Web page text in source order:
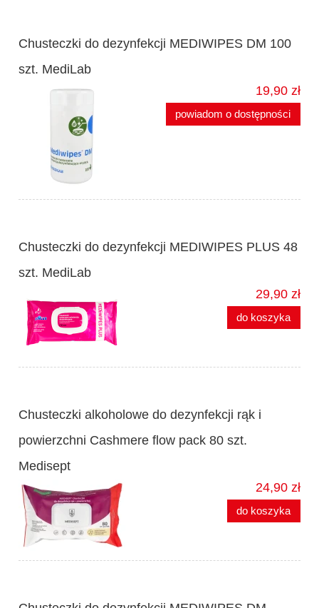
Chusteczki do dezynfekcji MEDIWIPES DM 100
szt. MediLab
19,90 zł
powiadom o dostępności
Chusteczki do dezynfekcji MEDIWIPES PLUS 48
szt. MediLab
29,90 zł
do koszyka
Chusteczki alkoholowe do dezynfekcji rąk i
powierzchni Cashmere flow pack 80 szt.
Medisept
24,90 zł
do koszyka